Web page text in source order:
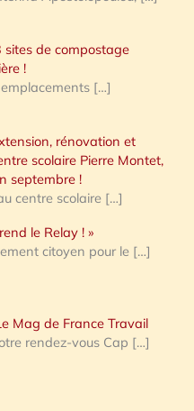
sites de compostage
!
[…]
rénovation et
scolaire Pierre Montet,
septembre !
centre scolaire […]
le Relay ! »
citoyen pour le […]
Mag de France Travail
rendez-vous Cap […]